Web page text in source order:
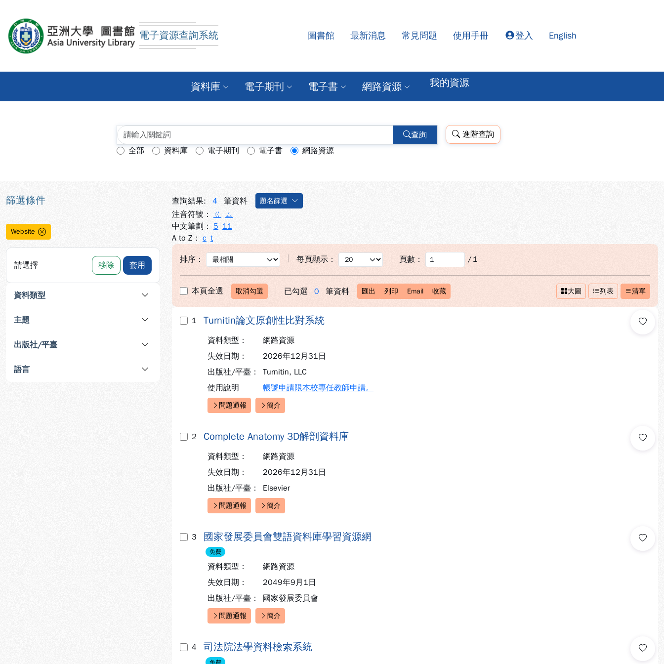
亞洲大學圖書館電子資源查詢系統
電子資源查詢系統 圖書館 最新消息 常見問題 使用手冊 登入 English
資料庫 電子期刊 電子書 網路資源 我的資源
查詢 進階查詢
查詢模式：
全部 資料庫 電子期刊 電子書 網路資源
篩選條件
Website
請選擇 移除 套用
資料類型
主題
出版社/平臺
語言
查詢結果: 4 筆資料 題名篩選
注音符號： ㄍ
ㄙ
中文筆劃： 5 11
A to Z： c t
排序： 每頁顯示： 頁數： / 1
本頁全選 取消勾選 已勾選 0 筆資料 匯出 列印 Email 收藏 大圖 列表 清單
1 Turnitin論文原創性比對系統
資料類型：
網路資源
失效日期：
2026年12月31日
出版社/平臺：
Turnitin, LLC
使用說明
帳號申請限本校專任教師申請。
快速連結：
問題通報 簡介
2 Complete Anatomy 3D解剖資料庫
資料類型：
網路資源
失效日期：
2026年12月31日
出版社/平臺：
Elsevier
快速連結：
問題通報 簡介
3 國家發展委員會雙語資料庫學習資源網
免費
資料類型：
網路資源
失效日期：
2049年9月1日
出版社/平臺：
國家發展委員會
快速連結：
問題通報 簡介
4 司法院法學資料檢索系統
免費